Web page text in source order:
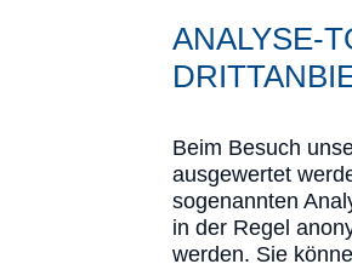
ANALYSE-
Beim Besuch
ausgewertet
sogenannten
in der Regel
werden. Sie